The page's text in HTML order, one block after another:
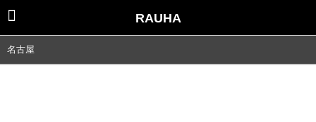
RAUHA
名古屋